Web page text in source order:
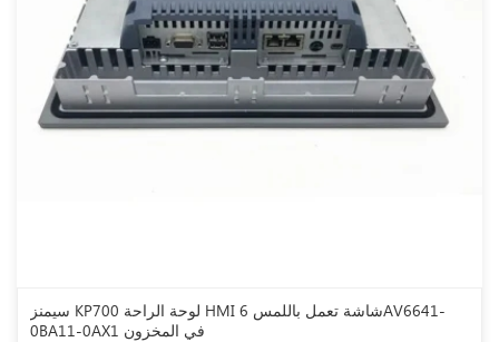
سيمنز KP700 لوحة الراحة HMI شاشة تعمل باللمس 6AV6641-
0BA11-0AX1 في المخزون